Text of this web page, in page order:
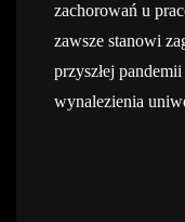
zachorowań u
zawsze stanowi
przyszłej
wynalezienia